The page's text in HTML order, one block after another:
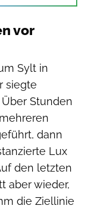
vor
Sylt in
siegte
Stunden
dann
Lux
den letzten
aber wieder,
die Ziellinie